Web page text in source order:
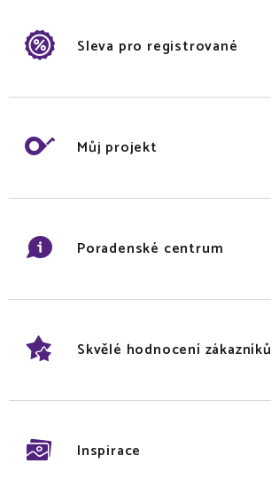
Sleva pro registrované
Můj projekt
Poradenské centrum
Skvělé hodnocení zákazníků
Inspirace